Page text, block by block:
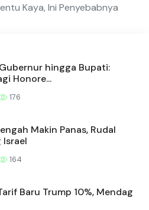
Kaya, Ini Penyebabnya
hingga Bupati:
Honore...
176
Makin Panas, Rudal
Israel
164
Baru Trump 10%, Mendag